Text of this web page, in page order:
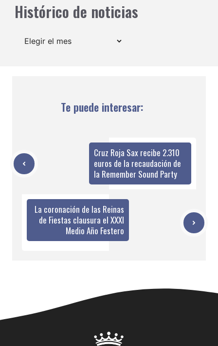
Histórico de noticias
Archivos
Te puede interesar:
Cruz Roja Sax recibe 2.310
euros de la recaudación de
la Remember Sound Party
La coronación de las Reinas
de Fiestas clausura el XXXI
Medio Año Festero